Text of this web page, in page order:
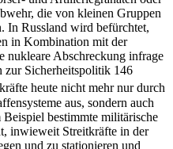
die von kleinen Gruppen
In Russland wird befürchtet,
in Kombination mit der
nukleare Abschreckung infrage
zur Sicherheitspolitik 146
heute nicht mehr nur durch
aus, sondern auch
bestimmte militärische
inwieweit Streitkräfte in der
und zu stationieren und